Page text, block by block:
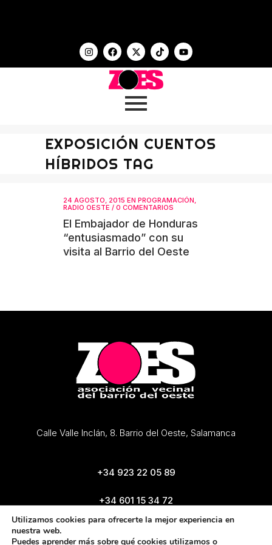
EXPOSICIÓN CUENTOS
HÍBRIDOS TAG
24 AGOSTO, 2015 EN PROGRAMACIÓN,
RADIO OESTE / 0 COMENTARIOS
El Embajador de Honduras
“entusiasmado” con su
visita al Barrio del Oeste
Calle Valle Inclán, 8. Barrio del Oeste, Salamanca
+34 923 22 05 89
+34 601 15 34 72
zoes@zoes.es
Utilizamos cookies para ofrecerte la mejor experiencia en
nuestra web.
Puedes aprender más sobre qué cookies utilizamos o